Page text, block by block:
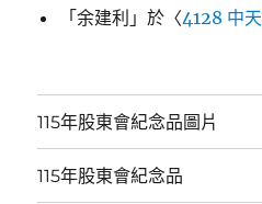
「余建利 」於〈4128 中天
115年股東會紀念品圖片
115年股東會紀念品